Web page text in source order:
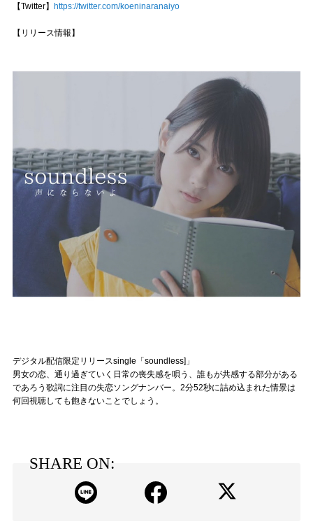
【Twitter】 https://twitter.com/koeninaranaiyo
【リリース情報】
デジタル配信限定リリースsingle「soundless]」
男女の恋、通り過ぎていく日常の喪失感を唄う、誰もが共感する部分がある
であろう歌詞に注目の失恋ソングナンバー。2分52秒に詰め込まれた情景は
何回視聴しても飽きないことでしょう。
SHARE ON: